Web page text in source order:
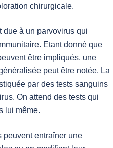
chirurgicale.
due à un parvovirus qui
Etant donné que
être impliqués, une
peut être notée. La
par des tests sanguins
On attend des tests qui
lui même.
peuvent entraîner une